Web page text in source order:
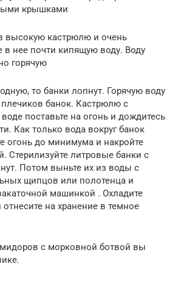
крышками
высокую кастрюлю и очень
в нее почти кипящую воду. Воду
горячую
то банки лопнут. Горячую воду
плечиков банок. Кастрюлю с
поставьте на огонь и дождитесь
Как только вода вокруг банок
огонь до минимума и накройте
Стерилизуйте литровые банки с
Потом выньте их из воды с
щипцов или полотенца и
машинкой . Охладите
на хранение в темное
с морковной ботвой вы